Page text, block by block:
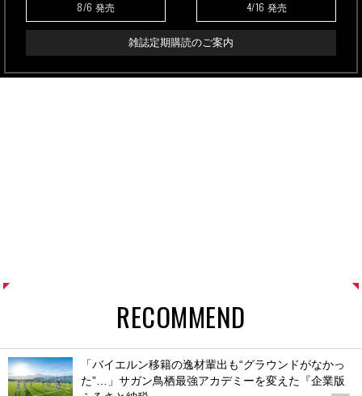
8/6 発売 4/16 発売
雑誌定期購読のご案内
RECOMMEND
「バイエルン移籍の逸材輩出も“グラウンドがなかっ
た”…」サガン鳥栖最強アカデミーを変えた『企業版